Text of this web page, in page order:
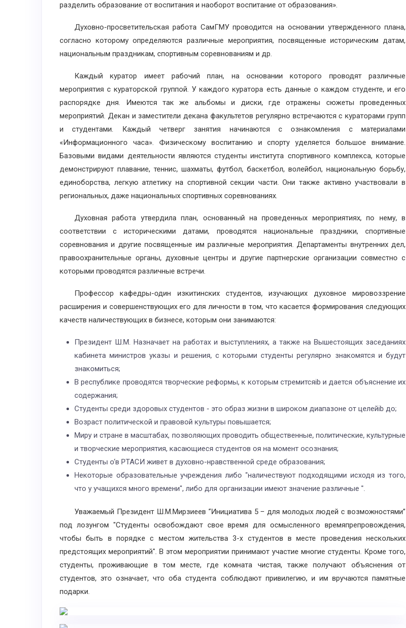
разделить образование от воспитания и наоборот воспитание от образования».
Духовно-просветительская работа СамГМУ проводится на основании утвержденного плана,
согласно которому определяются различные мероприятия, посвященные историческим датам,
национальным праздникам, спортивным соревнованиям и др.
Каждый куратор имеет рабочий план, на основании которого проводят различные
мероприятия с кураторской группой. У каждого куратора есть данные о каждом студенте, и его
распорядке дня. Имеются так же альбомы и диски, где отражены сюжеты проведенных
мероприятий. Декан и заместители декана факультетов регулярно встречаются с кураторами групп
и студентами. Каждый четверг занятия начинаются с ознакомления с материалами
«Информационного часа». Физическому воспитанию и спорту уделяется большое внимание.
Базовыми видами деятельности являются студенты института спортивного комплекса, которые
демонстрируют плавание, теннис, шахматы, футбол, баскетбол, волейбол, национальную борьбу,
единоборства, легкую атлетику на спортивной секции части. Они также активно участвовали в
региональных, даже национальных спортивных соревнованиях.
Духовная работа утвердила план, основанный на проведенных мероприятиях, по нему, в
соответствии с историческими датами, проводятся национальные праздники, спортивные
соревнования и другие посвященные им различные мероприятия. Департаменты внутренних дел,
правоохранительные органы, духовные центры и другие партнерские организации совместно с
которыми проводятся различные встречи.
Профессор кафедры-один изкитинских студентов, изучающих духовное мировоззрение
расширения и совершенствующих его для личности в том, что касается формирования следующих
качеств наличествующих в бизнесе, которым они занимаются:
Президент Ш.М. Назначает на работах и выступлениях, а также на Вышестоящих заседаниях
кабинета министров указы и решения, с которыми студенты регулярно знакомятся и будут
знакомиться;
В республике проводятся творческие реформы, к которым стремитсяib и дается объяснение их
содержания;
Студенты среди здоровых студентов - это образ жизни в широком диапазоне от целейib до;
Возраст политической и правовой культуры повышается;
Миру и стране в масштабах, позволяющих проводить общественные, политические, культурные
и творческие мероприятия, касающиеся студентов оя на момент осознания;
Студенты o‘в РТАСИ живет в духовно-нравственной среде образования;
Некоторые образовательные учреждения либо "наличествуют подходящими исходя из того,
что у учащихся много времени", либо для организации имеют значение различные ".
Уважаемый Президент Ш.М.Мирзиеев “Инициатива 5 – для молодых людей с возможностями”
под лозунгом "Студенты освобождают свое время для осмысленного времяпрепровождения,
чтобы быть в порядке с местом жительства 3-х студентов в месте проведения нескольких
предстоящих мероприятий". В этом мероприятии принимают участие многие студенты. Кроме того,
студенты, проживающие в том месте, где комната чистая, также получают объяснения от
студентов, это означает, что оба студента соблюдают привилегию, и им вручаются памятные
подарки.